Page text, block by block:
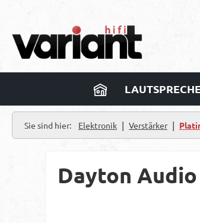
Sie sind hier: Elektronik | Verstärker |
Dayton